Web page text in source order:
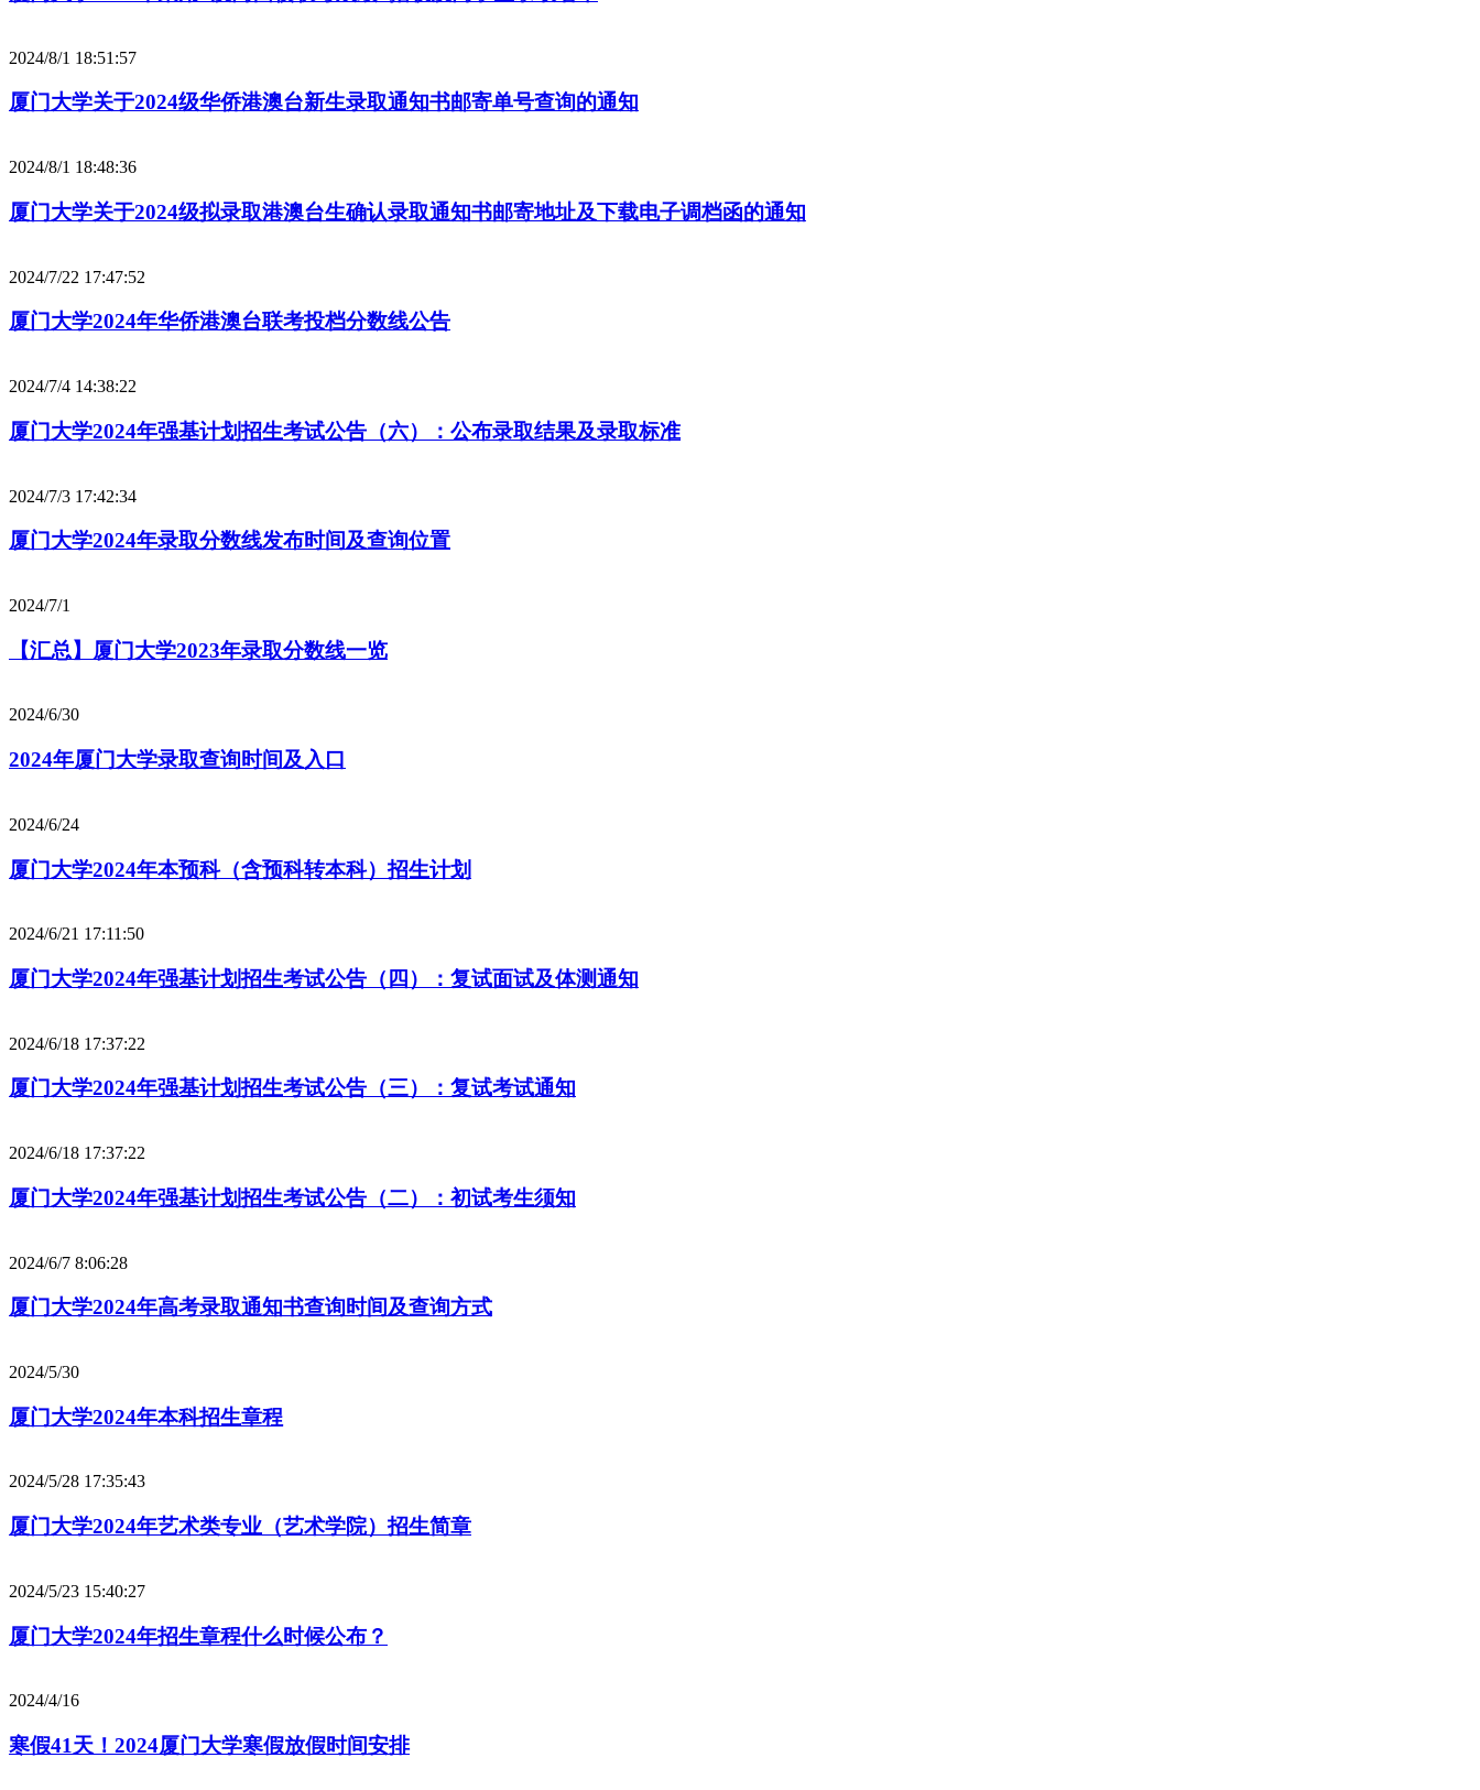
2024/8/1 18:51:57
厦门大学关于2024级华侨港澳台新生录取通知书邮寄单号查询的通知
2024/8/1 18:48:36
厦门大学关于2024级拟录取港澳台生确认录取通知书邮寄地址及下载电子调档函的通知
2024/7/22 17:47:52
厦门大学2024年华侨港澳台联考投档分数线公告
2024/7/4 14:38:22
厦门大学2024年强基计划招生考试公告（六）：公布录取结果及录取标准
2024/7/3 17:42:34
厦门大学2024年录取分数线发布时间及查询位置
2024/7/1
【汇总】厦门大学2023年录取分数线一览
2024/6/30
2024年厦门大学录取查询时间及入口
2024/6/24
厦门大学2024年本预科（含预科转本科）招生计划
2024/6/21 17:11:50
厦门大学2024年强基计划招生考试公告（四）：复试面试及体测通知
2024/6/18 17:37:22
厦门大学2024年强基计划招生考试公告（三）：复试考试通知
2024/6/18 17:37:22
厦门大学2024年强基计划招生考试公告（二）：初试考生须知
2024/6/7 8:06:28
厦门大学2024年高考录取通知书查询时间及查询方式
2024/5/30
厦门大学2024年本科招生章程
2024/5/28 17:35:43
厦门大学2024年艺术类专业（艺术学院）招生简章
2024/5/23 15:40:27
厦门大学2024年招生章程什么时候公布？
2024/4/16
寒假41天！2024厦门大学寒假放假时间安排